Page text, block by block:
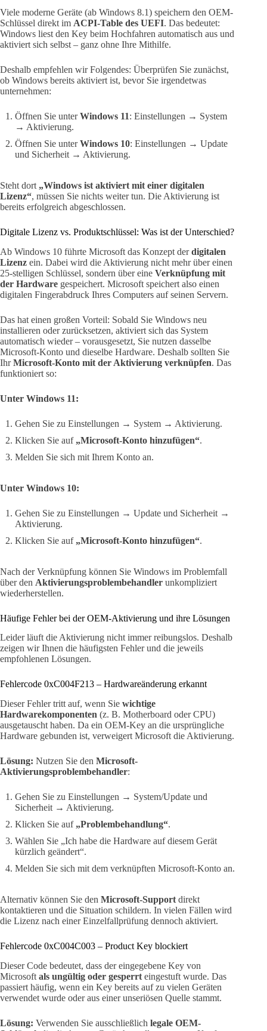
Viele moderne Geräte (ab Windows 8.1) speichern den OEM-
Schlüssel direkt im ACPI-Table des UEFI. Das bedeutet:
Windows liest den Key beim Hochfahren automatisch aus und
aktiviert sich selbst – ganz ohne Ihre Mithilfe.
Deshalb empfehlen wir Folgendes: Überprüfen Sie zunächst,
ob Windows bereits aktiviert ist, bevor Sie irgendetwas
unternehmen:
Öffnen Sie unterWindows 11: Einstellungen → System
→ Aktivierung.
Öffnen Sie unterWindows 10: Einstellungen → Update
und Sicherheit → Aktivierung.
Steht dort „Windows ist aktiviert mit einer digitalen
Lizenz“, müssen Sie nichts weiter tun. Die Aktivierung ist
bereits erfolgreich abgeschlossen.
Digitale Lizenz vs. Produktschlüssel: Was ist der Unterschied?
Ab Windows 10 führte Microsoft das Konzept derdigitalen
Lizenz ein. Dabei wird die Aktivierung nicht mehr über einen
25-stelligen Schlüssel, sondern über eine Verknüpfung mit
der Hardware gespeichert. Microsoft speichert also einen
digitalen Fingerabdruck Ihres Computers auf seinen Servern.
Das hat einen großen Vorteil: Sobald Sie Windows neu
installieren oder zurücksetzen, aktiviert sich das System
automatisch wieder – vorausgesetzt, Sie nutzen dasselbe
Microsoft-Konto und dieselbe Hardware. Deshalb sollten Sie
IhrMicrosoft-Konto mit der Aktivierung verknüpfen. Das
funktioniert so:
Unter Windows 11:
Gehen Sie zu Einstellungen → System → Aktivierung.
Klicken Sie auf „Microsoft-Konto hinzufügen“.
Melden Sie sich mit Ihrem Konto an.
Unter Windows 10:
Gehen Sie zu Einstellungen → Update und Sicherheit →
Aktivierung.
Klicken Sie auf „Microsoft-Konto hinzufügen“.
Nach der Verknüpfung können Sie Windows im Problemfall
über den Aktivierungsproblembehandler unkompliziert
wiederherstellen.
Häufige Fehler bei der OEM-Aktivierung und ihre Lösungen
Leider läuft die Aktivierung nicht immer reibungslos. Deshalb
zeigen wir Ihnen die häufigsten Fehler und die jeweils
empfohlenen Lösungen.
Fehlercode 0xC004F213 – Hardwareänderung erkannt
Dieser Fehler tritt auf, wenn Sie wichtige
Hardwarekomponenten (z. B. Motherboard oder CPU)
ausgetauscht haben. Da ein OEM-Key an die ursprüngliche
Hardware gebunden ist, verweigert Microsoft die Aktivierung.
Lösung: Nutzen Sie den Microsoft-
Aktivierungsproblembehandler:
Gehen Sie zu Einstellungen → System/Update und
Sicherheit → Aktivierung.
Klicken Sie auf „Problembehandlung“.
Wählen Sie „Ich habe die Hardware auf diesem Gerät
kürzlich geändert“.
Melden Sie sich mit dem verknüpften Microsoft-Konto an.
Alternativ können Sie den Microsoft-Support direkt
kontaktieren und die Situation schildern. In vielen Fällen wird
die Lizenz nach einer Einzelfallprüfung dennoch aktiviert.
Fehlercode 0xC004C003 – Product Key blockiert
Dieser Code bedeutet, dass der eingegebene Key von
Microsoft als ungültig oder gesperrt eingestuft wurde. Das
passiert häufig, wenn ein Key bereits auf zu vielen Geräten
verwendet wurde oder aus einer unseriösen Quelle stammt.
Lösung: Verwenden Sie ausschließlich legale OEM-